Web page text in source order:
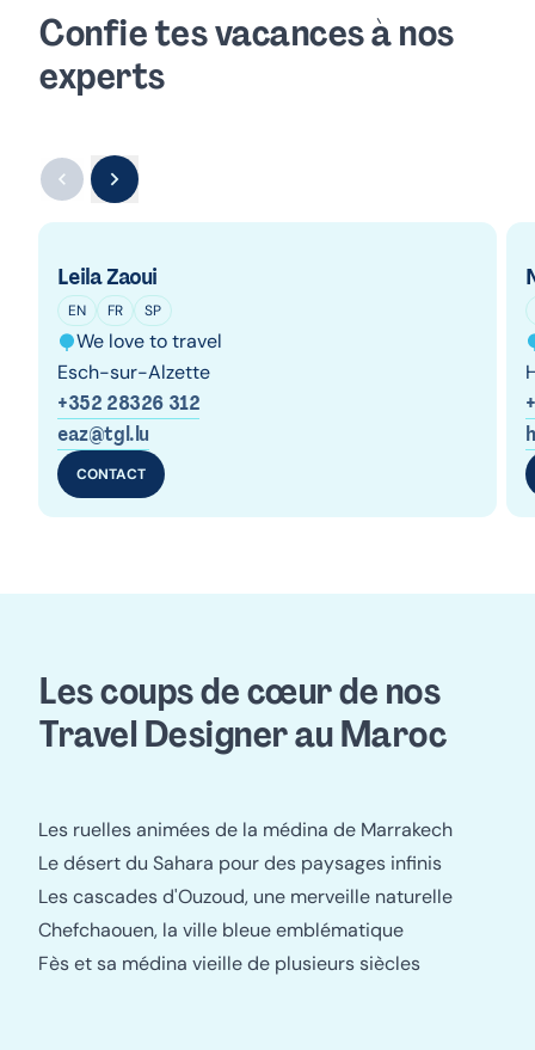
Confie tes vacances à nos
experts
Leila Zaoui
EN FR SP
We love to travel
Esch-sur-Alzette
+352 28326 312
eaz@tgl.lu
CONTACT
Les coups de cœur de nos
Travel Designer au Maroc
Les ruelles animées de la médina de Marrakech
Le désert du Sahara pour des paysages infinis
Les cascades d'Ouzoud, une merveille naturelle
Chefchaouen, la ville bleue emblématique
Fès et sa médina vieille de plusieurs siècles